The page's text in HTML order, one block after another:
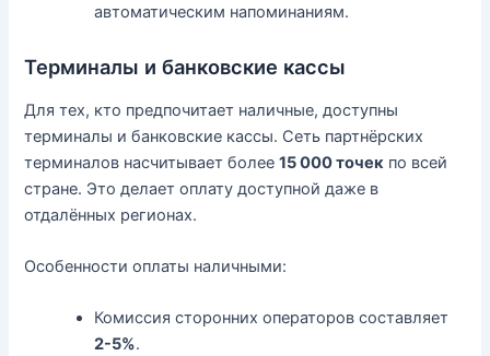
автоматическим напоминаниям.
Терминалы и банковские кассы
Для тех, кто предпочитает наличные, доступны
терминалы и банковские кассы. Сеть партнёрских
терминалов насчитывает более15 000 точек по всей
стране. Это делает оплату доступной даже в
отдалённых регионах.
Особенности оплаты наличными:
Комиссия сторонних операторов составляет
2-5%.